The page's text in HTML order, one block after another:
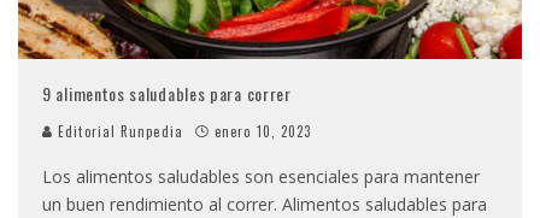
9 alimentos saludables para correr
Editorial Runpedia enero 10, 2023
Los alimentos saludables son esenciales para mantener
un buen rendimiento al correr. Alimentos saludables para